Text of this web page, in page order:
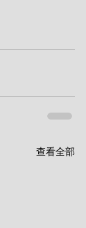
查看全部